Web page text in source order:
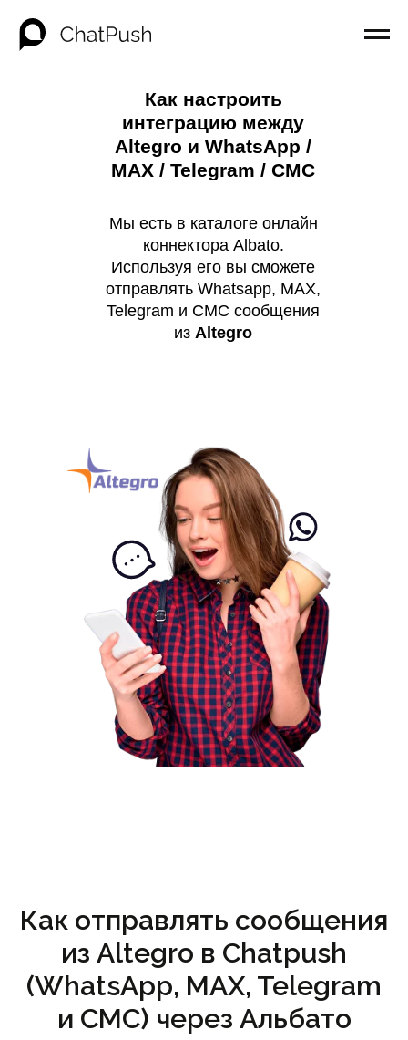
Как настроить
интеграцию между
Altegro и WhatsApp /
MAX / Telegram / СМС
Мы есть в каталоге онлайн
коннектора Albato.
Используя его вы сможете
отправлять Whatsapp, MAX,
Telegram и СМС сообщения
из Altegro
Как отправлять сообщения
из Altegro в Chatpush
(WhatsApp, MAX, Telegram
и СМС) через Альбато